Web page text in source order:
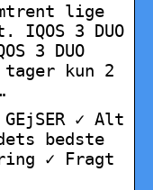
lige
3 DUO
3 DUO
kun 2
✓ Alt
bedste
✓ Fragt